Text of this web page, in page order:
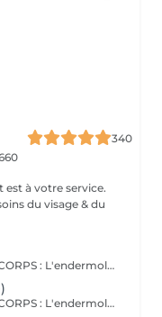
340
est à votre service.
du visage & du
Cure valable 1 an à compter de l'achat. CORPS : L'endermologie DESTOCKER les graisses localisées et résistantes. LISSER la cellulite PREVENIR les troubles de la circulation RAFFERMIR la peau distendue DRAINER VISAGE : L'endermolift STIMULER la synthèse naturelle d'acide hyaluronique. REDENSIFIER la peau ESTOMPER les signes de l'âge Nous vous prions de bien vouloir respecter votre rendez-vous. En prenant rendez-vous, vous occupez une place, dont une autre personne aurait éventuellement besoin. Tout rendez-vous non annulé 24h en avance, est susceptible d'être facturé. (Si vous ne pouvez pas vous présenter à votre RDV, proposez-le éventuellement à un proche ou à un ami) Toute l'équipe de Aromas Institut vous remercie pour votre respect et votre compréhension.
Cure valable 1 an à compter de l'achat. CORPS : L'endermologie DESTOCKER les graisses localisées et résistantes. LISSER la cellulite PREVENIR les troubles de la circulation RAFFERMIR la peau distendue DRAINER VISAGE : L'endermolift STIMULER la synthèse naturelle d'acide hyaluronique. REDENSIFIER la peau ESTOMPER les signes de l'âge Nous vous prions de bien vouloir respecter votre rendez-vous. En prenant rendez-vous, vous occupez une place, dont une autre personne aurait éventuellement besoin. Tout rendez-vous non annulé 24h en avance, est susceptible d'être facturé. (Si vous ne pouvez pas vous présenter à votre RDV, proposez-le éventuellement à un proche ou à un ami) Toute l'équipe de Aromas Institut vous remercie pour votre respect et votre compréhension.